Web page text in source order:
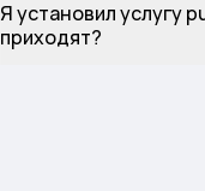
Я установил услугу
приходят?